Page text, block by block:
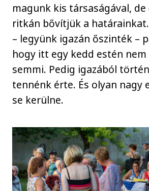
magunk kis társaságával,
ritkán bővítjük a
– legyünk igazán őszinték –
hogy itt egy kedd estén
semmi. Pedig igazából
tennénk érte. És olyan nagy
se kerülne.